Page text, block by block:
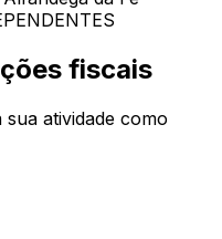
fiscais
atividade como